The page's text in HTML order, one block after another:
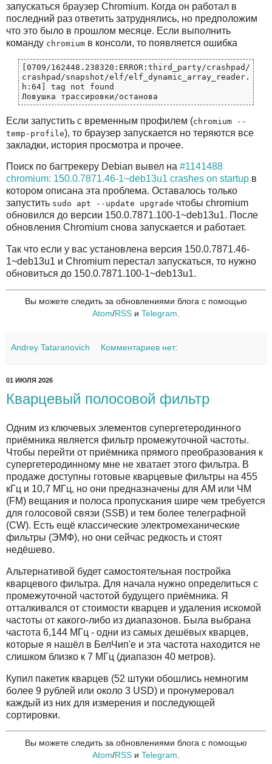
запускаться браузер Chromium. Когда он работал в
последний раз ответить затруднялись, но предположим
что это было в прошлом месяце. Если выполнить
команду chromium в консоли, то появляется ошибка
[0709/162448.238320:ERROR:third_party/crashpad/
crashpad/snapshot/elf/elf_dynamic_array_reader.
h:64] tag not found
Если запустить с временным профилем (chromium --
temp-profile), то браузер запускается но теряются все
закладки, история просмотра и прочее.
Поиск по багтрекеру Debian вывел на #1141488
chromium: 150.0.7871.46-1~deb13u1 crashes on startup в
котором описана эта проблема. Оставалось только
запустить sudo apt --update upgrade чтобы chromium
обновился до версии 150.0.7871.100-1~deb13u1. После
обновления Chromium снова запускается и работает.
Так что если у вас установлена версия 150.0.7871.46-
1~deb13u1 и Chromium перестал запускаться, то нужно
обновиться до 150.0.7871.100-1~deb13u1.
Вы можете следить за обновлениями блога с помощью
Atom/RSS и Telegram
Andrey Tataranovich Комментариев нет:
01 ИЮЛЯ 2026
Кварцевый полосовой фильтр
Одним из ключевых элементов супергетеродинного
приёмника является фильтр промежуточной частоты.
Чтобы перейти от приёмника прямого преобразования к
супергетеродинному мне не хватает этого фильтра. В
продаже доступны готовые кварцевые фильтры на 455
кГц и 10,7 МГц, но они предназначены для АМ или ЧМ
(FM) вещания и полоса пропускания шире чем требуется
для голосовой связи (SSB) и тем более телеграфной
(CW). Есть ещё классические электромеханические
фильтры (ЭМФ), но они сейчас редкость и стоят
недёшево.
Альтернативой будет самостоятельная постройка
кварцевого фильтра. Для начала нужно определиться с
промежуточной частотой будущего приёмника. Я
отталкивался от стоимости кварцев и удаления искомой
частоты от какого-либо из диапазонов. Была выбрана
частота 6,144 МГц - одни из самых дешёвых кварцев,
которые я нашёл в БелЧип'е и эта частота находится не
слишком близко к 7 МГц (диапазон 40 метров).
Купил пакетик кварцев (52 штуки обошлись немногим
более 9 рублей или около 3 USD) и пронумеровал
каждый из них для измерения и последующей
сортировки.
Вы можете следить за обновлениями блога с помощью
Atom/RSS и Telegram